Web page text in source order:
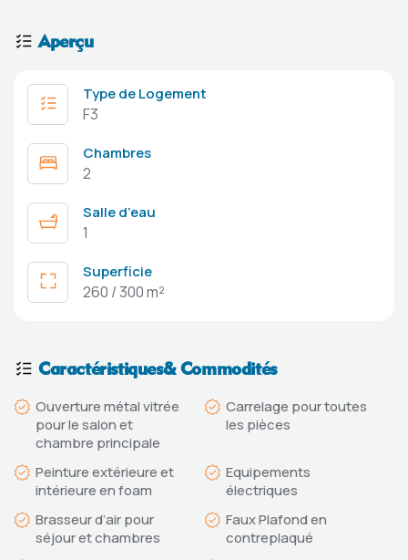
Aperçu
Type de Logement
F3
Chambres
2
Salle d’eau
1
Superficie
260 / 300 m²
Caractéristiques& Commodités
Ouverture métal vitrée
pour le salon et
chambre principale
Carrelage pour toutes
les pièces
Peinture extérieure et
intérieure en foam
Equipements
électriques
Brasseur d’air pour
séjour et chambres
Faux Plafond en
contreplaqué